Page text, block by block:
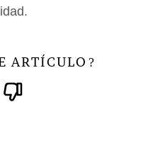
ARTÍCULO ?